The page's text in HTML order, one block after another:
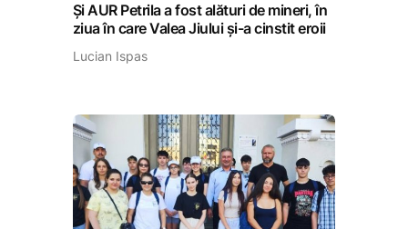
Și AUR Petrila a fost alături de mineri, în
ziua în care Valea Jiului și-a cinstit eroii
Lucian Ispas